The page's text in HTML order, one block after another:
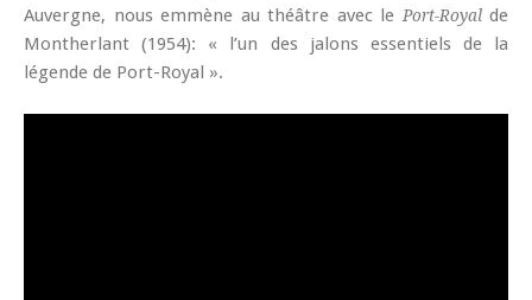
Auvergne, nous emmène au théâtre avec le Port-Royalde
Montherlant (1954): « l’un des jalons essentiels de la
légende de Port-Royal ».